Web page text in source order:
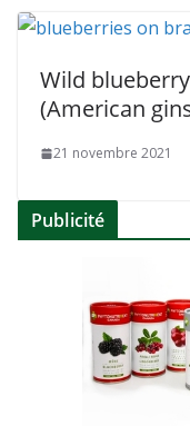
Wild
(American
21 novembre 2021
Publicité